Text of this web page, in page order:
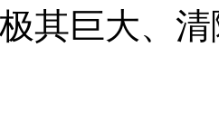
其巨大、